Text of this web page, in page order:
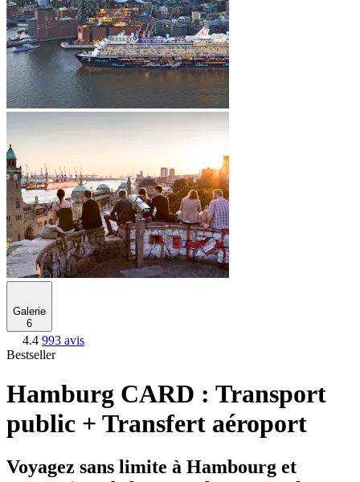
Galerie
6
4.4 993 avis
Bestseller
Hamburg CARD : Transport
public + Transfert aéroport
Voyagez sans limite à Hambourg et